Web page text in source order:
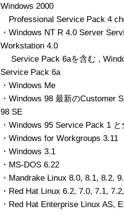
Windows 2000
Professional Service Pack 4
・Windows NT R 4.0 Server
Workstation 4.0
Service Pack 6aを含む ,
Service Pack 6a
・Windows Me
・Windows 98 最新のCustomer
98 SE
・Windows 95 Service Pack 1
・Windows for Workgroups 3.11
・Windows 3.1
・MS-DOS 6.22
・Mandrake Linux 8.0, 8.1, 8.2,
・Red Hat Linux 6.2, 7.0, 7.1,
・Red Hat Enterprise Linux AS,